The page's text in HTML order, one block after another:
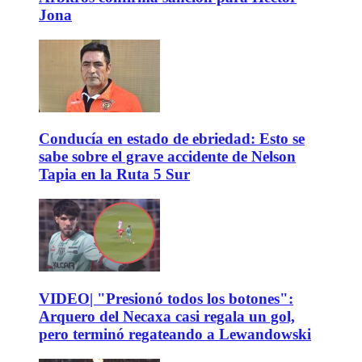
Jona
Conducía en estado de ebriedad: Esto se
sabe sobre el grave accidente de Nelson
Tapia en la Ruta 5 Sur
VIDEO| "Presionó todos los botones":
Arquero del Necaxa casi regala un gol,
pero terminó regateando a Lewandowski